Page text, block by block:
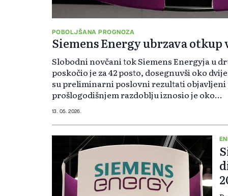
POBOLJŠANA PROGNOZA
Siemens Energy ubrzava
Slobodni novčani tok Siemens Energyja u
poskočio je za 42 posto, dosegnuvši oko
su preliminarni poslovni rezultati objavljeni
prošlogodišnjem razdoblju iznosio je oko...
13. 05. 2026.